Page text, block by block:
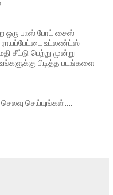
ஒரு பாஸ் போட் சைஸ்
உட்லண்ட்ஸ்
சீட்டு பெற்று முன்று
பிடித்த படங்களை
செய்யுங்கள்....